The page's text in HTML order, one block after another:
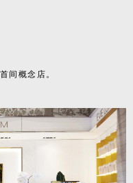
间概念店。